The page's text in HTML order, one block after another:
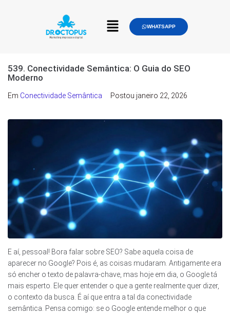
WHATSAPP
539. Conectividade Semântica: O Guia do SEO
Moderno
Em Conectividade Semântica Postou janeiro 22, 2026
E aí, pessoal! Bora falar sobre SEO? Sabe aquela coisa de
aparecer no Google? Pois é, as coisas mudaram. Antigamente era
só encher o texto de palavra-chave, mas hoje em dia, o Google tá
mais esperto. Ele quer entender o que a gente realmente quer dizer,
o contexto da busca. É aí que entra a tal da conectividade
semântica. Pensa comigo: se o Google entende melhor o que